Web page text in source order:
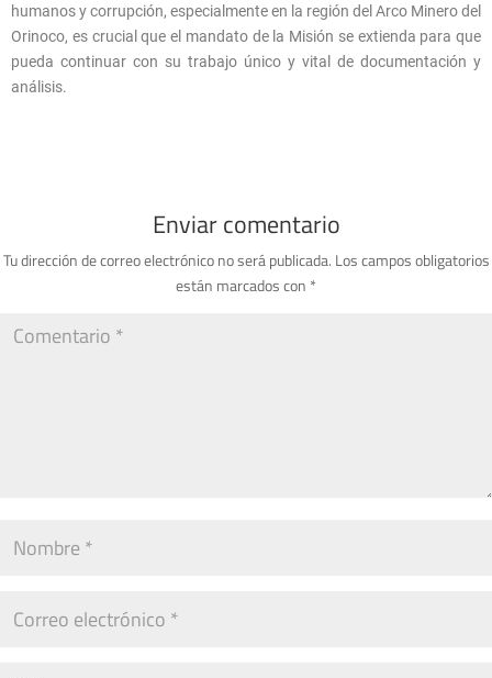
humanos y corrupción, especialmente en la región del Arco Minero del
Orinoco, es crucial que el mandato de la Misión se extienda para que
pueda continuar con su trabajo único y vital de documentación y
análisis.
Enviar comentario
Tu dirección de correo electrónico no será publicada. Los campos obligatorios
están marcados con *